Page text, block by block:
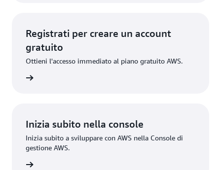
Registrati per creare un account
gratuito
Ottieni l'accesso immediato al piano gratuito AWS.
Inizia subito nella console
Inizia subito a sviluppare con AWS nella Console di
gestione AWS.